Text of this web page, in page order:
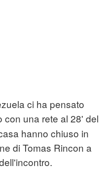
ci ha pensato
con una rete al 28' del
hanno chiuso in
di Tomas Rincon a